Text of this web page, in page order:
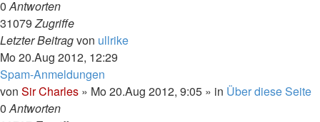
0Antworten
31079Zugriffe
Letzter Beitragvon ullrike
Mo 20.Aug 2012, 12:29
Spam-Anmeldungen
von Sir Charles » Mo 20.Aug 2012, 9:05 » in Über diese Seite
0Antworten